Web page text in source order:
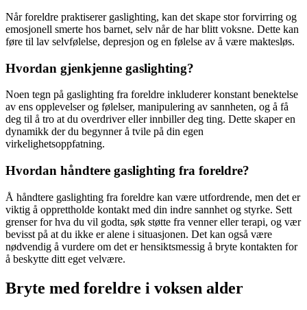
Når foreldre praktiserer gaslighting, kan det skape stor forvirring og
emosjonell smerte hos barnet, selv når de har blitt voksne. Dette kan
føre til lav selvfølelse, depresjon og en følelse av å være maktesløs.
Hvordan gjenkjenne gaslighting?
Noen tegn på gaslighting fra foreldre inkluderer konstant benektelse
av ens opplevelser og følelser, manipulering av sannheten, og å få
deg til å tro at du overdriver eller innbiller deg ting. Dette skaper en
dynamikk der du begynner å tvile på din egen
virkelighetsoppfatning.
Hvordan håndtere gaslighting fra foreldre?
Å håndtere gaslighting fra foreldre kan være utfordrende, men det er
viktig å opprettholde kontakt med din indre sannhet og styrke. Sett
grenser for hva du vil godta, søk støtte fra venner eller terapi, og vær
bevisst på at du ikke er alene i situasjonen. Det kan også være
nødvendig å vurdere om det er hensiktsmessig å bryte kontakten for
å beskytte ditt eget velvære.
Bryte med foreldre i voksen alder